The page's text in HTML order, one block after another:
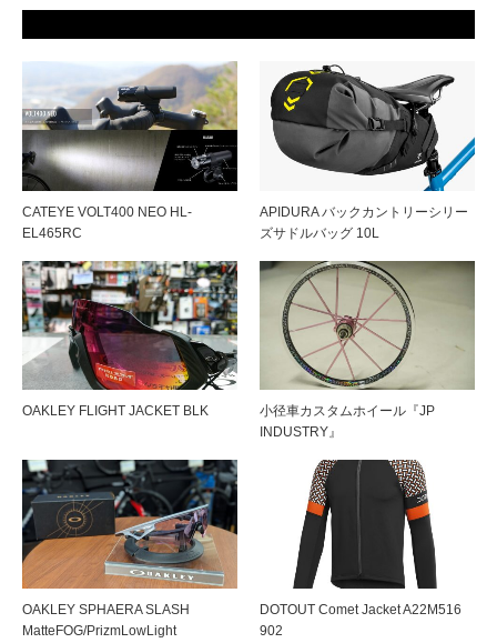
CATEYE VOLT400 NEO HL-
EL465RC
APIDURA バックカントリーシリー
ズサドルバッグ 10L
OAKLEY FLIGHT JACKET BLK
小径車カスタムホイール『JP
INDUSTRY』
OAKLEY SPHAERA SLASH
MatteFOG/PrizmLowLight
DOTOUT Comet Jacket A22M516
902